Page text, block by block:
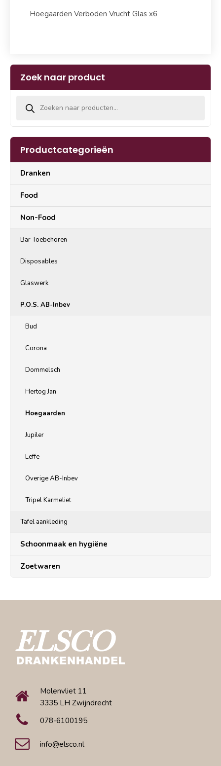
Hoegaarden Verboden Vrucht Glas x6
Zoek naar product
Productcategorieën
Dranken
Food
Non-Food
Bar Toebehoren
Disposables
Glaswerk
P.O.S. AB-Inbev
Bud
Corona
Dommelsch
Hertog Jan
Hoegaarden
Jupiler
Leffe
Overige AB-Inbev
Tripel Karmeliet
Tafel aankleding
Schoonmaak en hygiëne
Zoetwaren
Molenvliet 11
3335 LH Zwijndrecht
078-6100195
info@elsco.nl